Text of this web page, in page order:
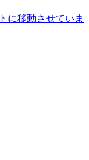
に移動させていま